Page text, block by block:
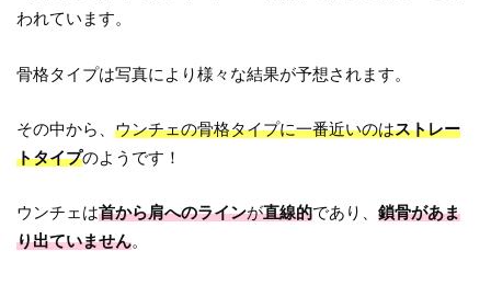
われています。
骨格タイプは写真により様々な結果が予想されます。
その中から、ウンチェの骨格タイプに一番近いのはストレー
トタイプのようです！
ウンチェは首から肩へのラインが直線的であり、鎖骨があま
り出ていません。